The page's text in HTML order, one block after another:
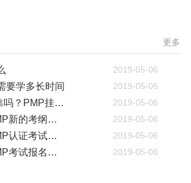
更多
2019-05-06
要学多长时间 2019-05-06
[围观]PMP能挂靠吗？PMP挂靠一年多少钱 2019-05-06
[围观] 2024年PMP新的考纲有哪些变化 2019-05-06
[围观] 2024年PMP认证考试什么时候开考 2019-05-06
[围观] 2024年PMP考试报名通知 2019-05-06